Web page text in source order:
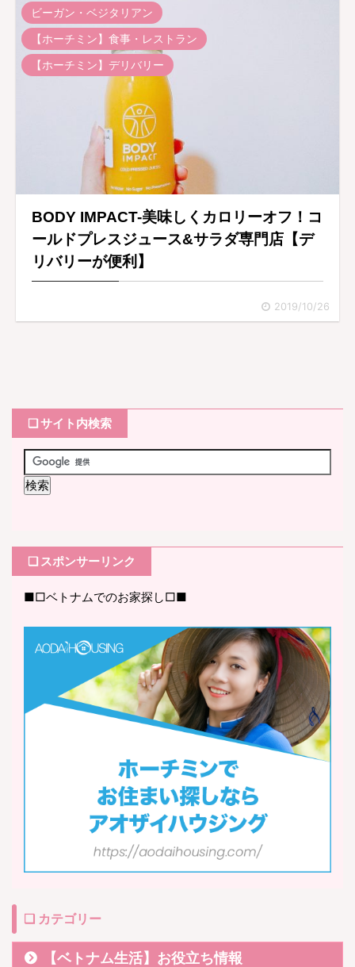
ビーガン・ベジタリアン
【ホーチミン】食事・レストラン
【ホーチミン】デリバリー
BODY IMPACT-美味しくカロリーオフ！コ
ールドプレスジュース&サラダ専門店【デ
リバリーが便利】
2019/10/26
❏ サイト内検索
❏ スポンサーリンク
■□ベトナムでのお家探し□■
❏ カテゴリー
【ベトナム生活】お役立ち情報